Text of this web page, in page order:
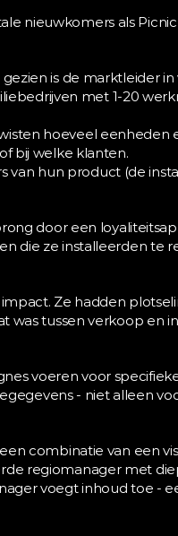
nieuwkomers als
is de marktleider
met 1-20
hoeveel eenheden
bij welke klanten.
hun product (de
door een
die ze installeerden te
Ze hadden
tussen verkoop en
voeren voor
- niet alleen
combinatie van een
regiomanager met
voegt inhoud toe -